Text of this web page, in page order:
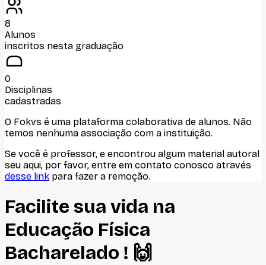
8
Alunos
inscritos nesta graduação
0
Disciplinas
cadastradas
O Fokvs é uma plataforma colaborativa de alunos. Não
temos nenhuma associação com a instituição.
Se você é professor, e encontrou algum material autoral
seu aqui, por favor, entre em contato conosco através
desse link para fazer a remoção.
Facilite sua vida na
Educação Física
Bacharelado ! 🙌